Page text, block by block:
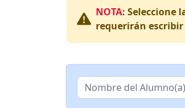
NOTA: Seleccione
requerirán